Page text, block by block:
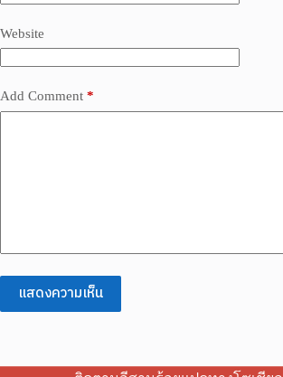
Website
Add Comment *
แสดงความเห็น